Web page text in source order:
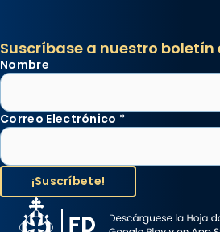
Suscríbase a nuestro boletín
Nombre
Correo Electrónico *